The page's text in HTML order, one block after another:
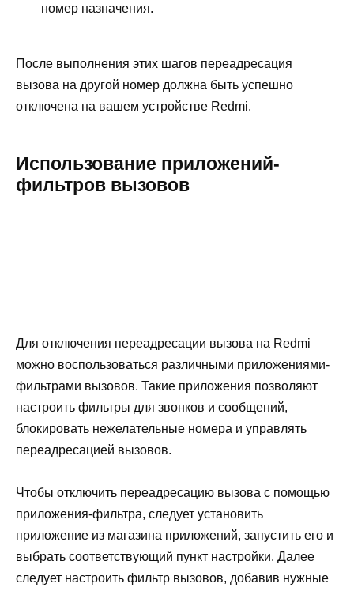
номер назначения.
После выполнения этих шагов переадресация
вызова на другой номер должна быть успешно
отключена на вашем устройстве Redmi.
Использование приложений-
фильтров вызовов
Для отключения переадресации вызова на Redmi
можно воспользоваться различными приложениями-
фильтрами вызовов. Такие приложения позволяют
настроить фильтры для звонков и сообщений,
блокировать нежелательные номера и управлять
переадресацией вызовов.
Чтобы отключить переадресацию вызова с помощью
приложения-фильтра, следует установить
приложение из магазина приложений, запустить его и
выбрать соответствующий пункт настройки. Далее
следует настроить фильтр вызовов, добавив нужные